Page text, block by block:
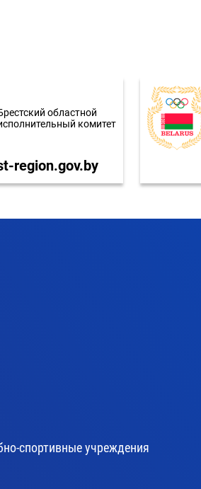
областной
комитет
region.gov.by
спортивные учреждения